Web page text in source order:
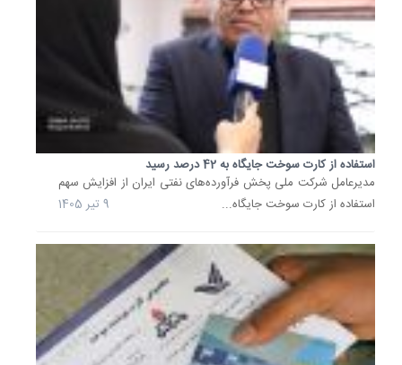
استفاده از کارت سوخت جایگاه به 42 درصد رسید
مدیرعامل شرکت ملی پخش فرآورده‌های نفتی ایران از افزایش سهم
استفاده از کارت سوخت جایگاه...
9 تیر 1405
17
1404